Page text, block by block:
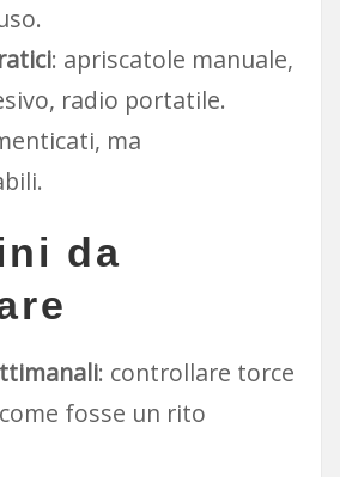
: apriscatole manuale,
radio portatile.
ma
da
: controllare torce
fosse un rito